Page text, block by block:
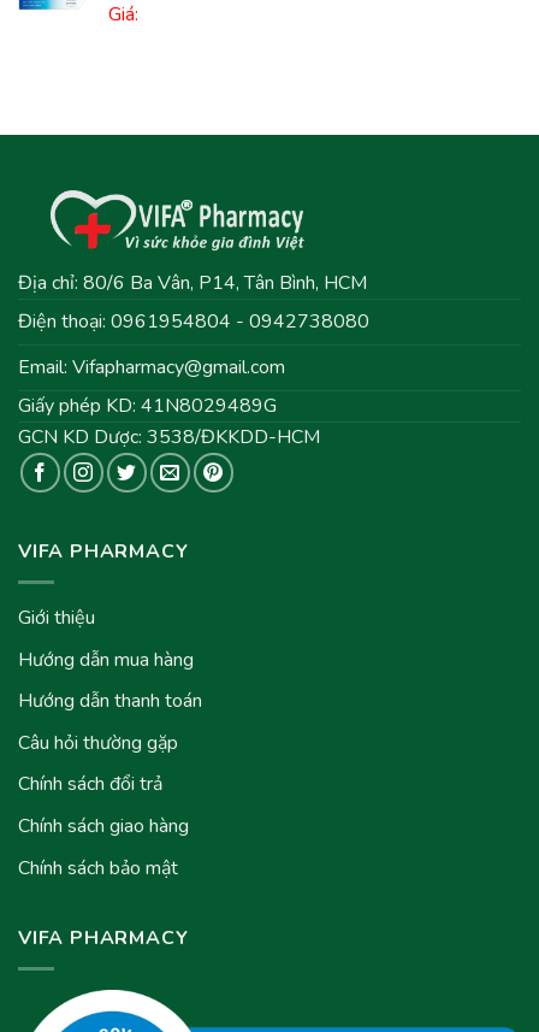
Giá:
Địa chỉ: 80/6 Ba Vân, P14, Tân Bình, HCM
Điện thoại: 0961954804 - 0942738080
Email: Vifapharmacy@gmail.com
Giấy phép KD: 41N8029489G
GCN KD Dược: 3538/ĐKKDD-HCM
VIFA PHARMACY
Giới thiệu
Hướng dẫn mua hàng
Hướng dẫn thanh toán
Câu hỏi thường gặp
Chính sách đổi trả
Chính sách giao hàng
Chính sách bảo mật
VIFA PHARMACY